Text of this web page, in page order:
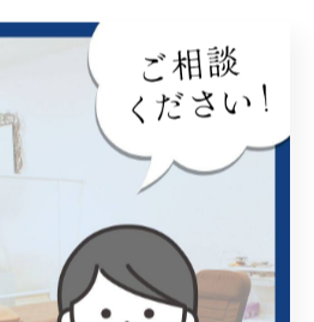
。知る機会が無い。
い。
可能性の一つに、
ポーツ選手"があることを知って